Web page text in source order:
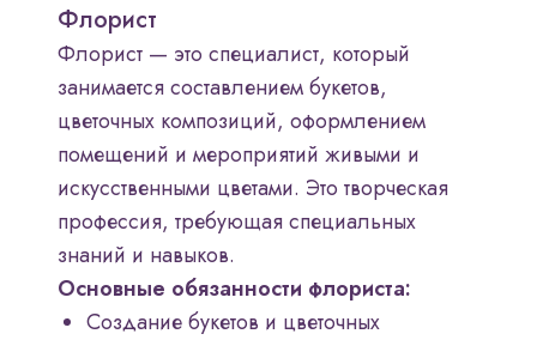
Флорист
Флорист — это специалист, который
занимается составлением букетов,
цветочных композиций, оформлением
помещений и мероприятий живыми и
искусственными цветами. Это творческая
профессия, требующая специальных
знаний и навыков.
Основные обязанности флориста:
Создание букетов и цветочных